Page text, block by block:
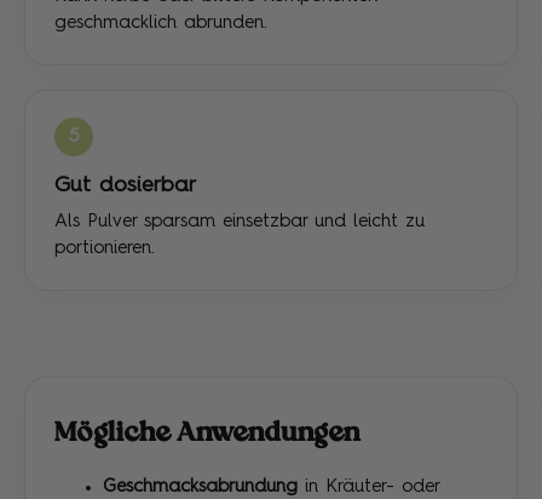
geschmacklich abrunden.
5
Gut dosierbar
Als Pulver sparsam einsetzbar und leicht zu
portionieren.
Mögliche Anwendungen
Geschmacksabrundung in Kräuter- oder